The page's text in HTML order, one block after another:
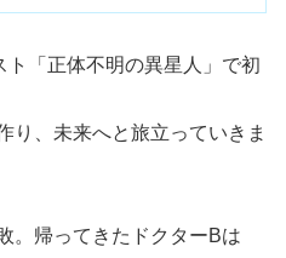
ト「正体不明の異星人」で初
り、未来へと旅立っていきま
。帰ってきたドクターBは